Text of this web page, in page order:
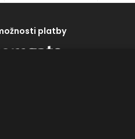
platby